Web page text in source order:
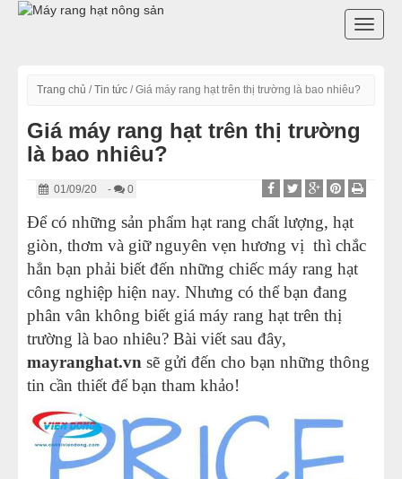
Trang chủ /Tin tức /Giá máy rang hạt trên thị trường là bao nhiêu?
Giá máy rang hạt trên thị trường
là bao nhiêu?
01/09/20 - 0
Để có những sản phẩm hạt rang chất lượng, hạt
giòn, thơm và giữ nguyên vẹn hương vị thì chắc
hẳn bạn phải biết đến những chiếc máy rang hạt
công nghiệp hiện nay. Nhưng có thể bạn đang
phân vân không biết giá máy rang hạt trên thị
trường là bao nhiêu? Bài viết sau đây,
mayranghat.vn sẽ gửi đến cho bạn những thông
tin cần thiết để bạn tham khảo!
DANH MỤC SẢN PHẨM
LINH KIỆN MÁY RANG HẠT
LÒ SẤY CÔNG NGHIỆP
MÁY THÁI RAU CỦ QUẢ
CHƯA PHÂN LOẠI
MÁY LÀM SỮA ĐẬU NÀNH
MÁY XAY HẠT NÔNG SẢN
THIẾT BỊ KHÁC
MÁY ĐÓNG GÓI